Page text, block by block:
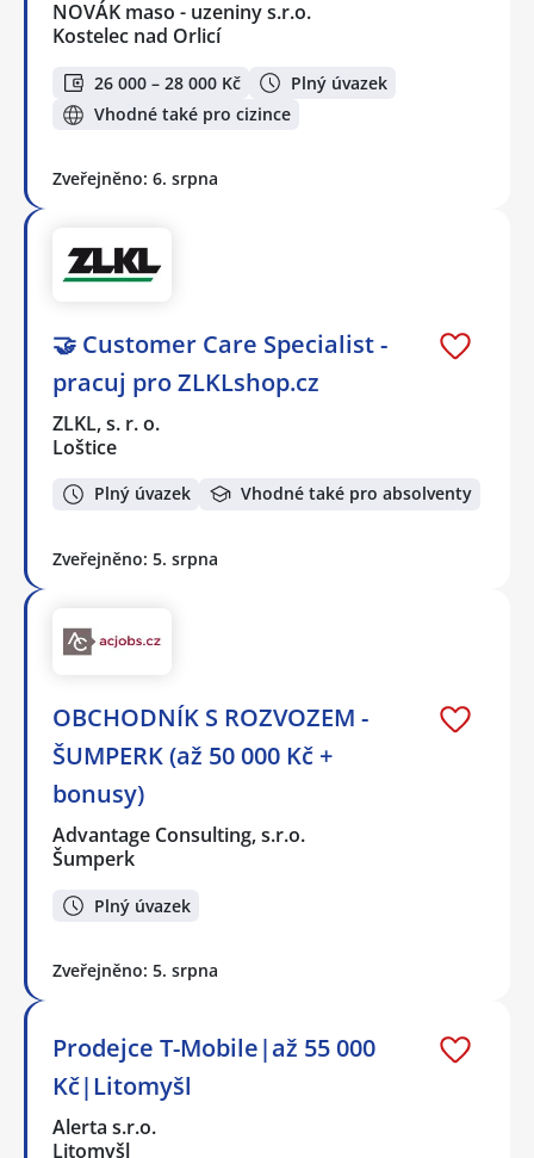
NOVÁK maso - uzeniny s.r.o.
Kostelec nad Orlicí
26 000 – 28 000 Kč
Plný úvazek
Vhodné také pro cizince
Zveřejněno: 6. srpna
🤝 Customer Care Specialist -
pracuj pro ZLKLshop.cz
ZLKL, s. r. o.
Loštice
Plný úvazek Vhodné také pro absolventy
Zveřejněno: 5. srpna
OBCHODNÍK S ROZVOZEM -
ŠUMPERK (až 50 000 Kč +
bonusy)
Advantage Consulting, s.r.o.
Šumperk
Plný úvazek
Zveřejněno: 5. srpna
Prodejce T-Mobile|až 55 000
Kč|Litomyšl
Alerta s.r.o.
Litomyšl